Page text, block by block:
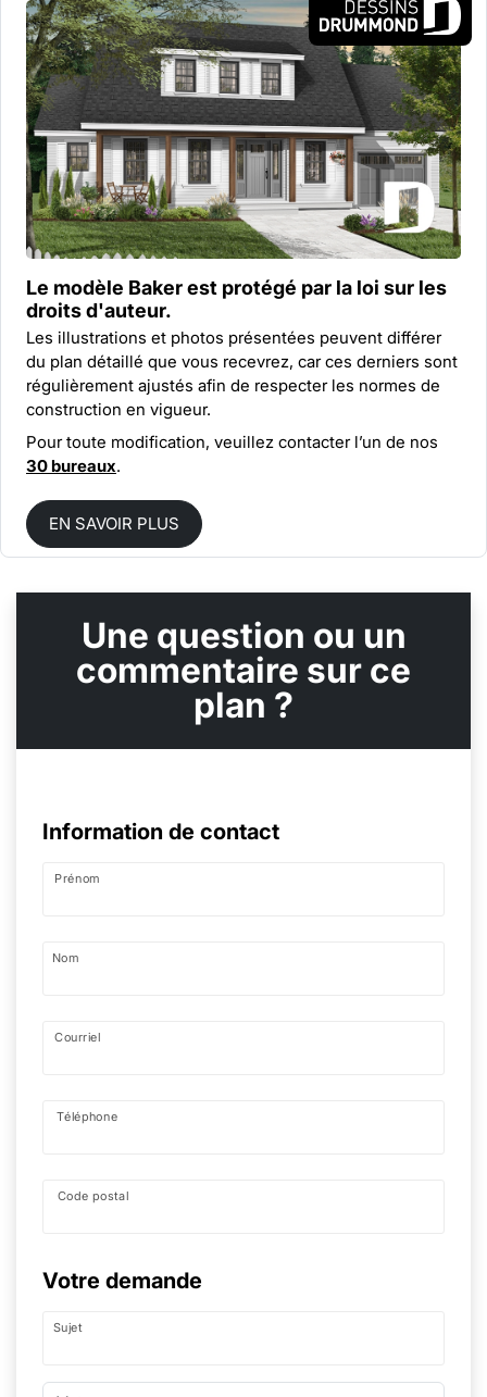
Le modèle Baker est protégé par la loi sur les
droits d'auteur.
Les illustrations et photos présentées peuvent différer
du plan détaillé que vous recevrez, car ces derniers sont
régulièrement ajustés afin de respecter les normes de
construction en vigueur.
Pour toute modification, veuillez contacter l’un de nos
30 bureaux.
EN SAVOIR PLUS
Une question ou un
commentaire sur ce
plan ?
Information de contact
Prénom
Nom
Courriel
Téléphone
Code postal
Votre demande
Sujet